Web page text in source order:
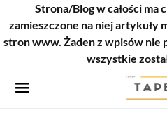
Strona/Blog w całości ma
zamieszczone na niej artykuły
stron www. Żaden z wpisów nie
wszystkie